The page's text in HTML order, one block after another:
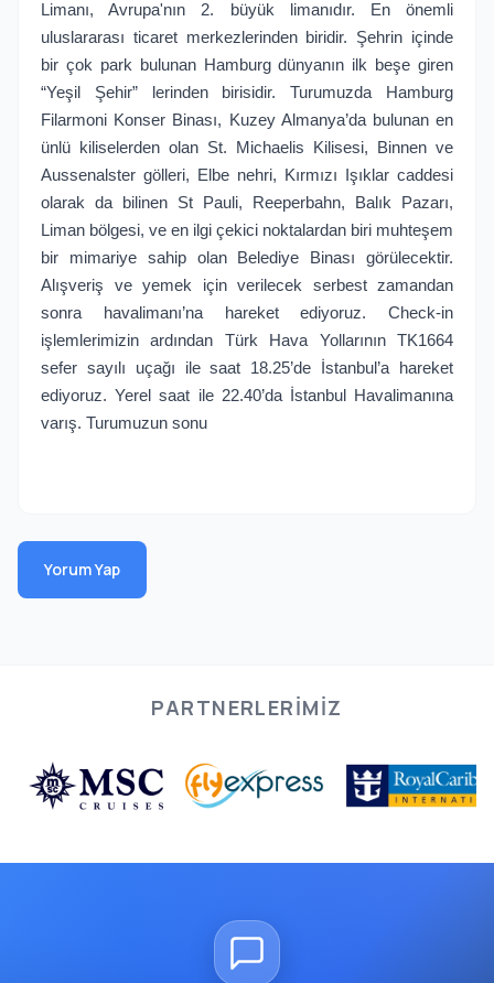
Limanı, Avrupa'nın 2. büyük limanıdır. En önemli
uluslararası ticaret merkezlerinden biridir. Şehrin içinde
bir çok park bulunan Hamburg dünyanın ilk beşe giren
“Yeşil Şehir” lerinden birisidir. Turumuzda Hamburg
Filarmoni Konser Binası, Kuzey Almanya’da bulunan en
ünlü kiliselerden olan St. Michaelis Kilisesi, Binnen ve
Aussenalster gölleri, Elbe nehri, Kırmızı Işıklar caddesi
olarak da bilinen St Pauli, Reeperbahn, Balık Pazarı,
Liman bölgesi, ve en ilgi çekici noktalardan biri muhteşem
bir mimariye sahip olan Belediye Binası görülecektir.
Alışveriş ve yemek için verilecek serbest zamandan
sonra havalimanı’na hareket ediyoruz. Check-in
işlemlerimizin ardından Türk Hava Yollarının TK1664
sefer sayılı uçağı ile saat 18.25’de İstanbul’a hareket
ediyoruz. Yerel saat ile 22.40’da İstanbul Havalimanına
varış. Turumuzun sonu
Yorum Yap
PARTNERLERIMIZ